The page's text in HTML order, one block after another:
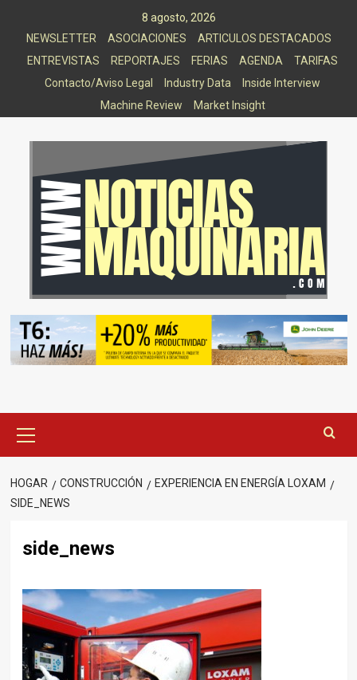
8 agosto, 2026
NEWSLETTER
ASOCIACIONES
ARTICULOS DESTACADOS
ENTREVISTAS
REPORTAJES FERIAS AGENDA
TARIFAS
Contacto/Aviso Legal
Industry Data
Inside Interview
Machine Review
Market Insight
principal
HOGAR CONSTRUCCIÓN
EXPERIENCIA EN ENERGÍA LOXAM
SIDE_NEWS
side_news